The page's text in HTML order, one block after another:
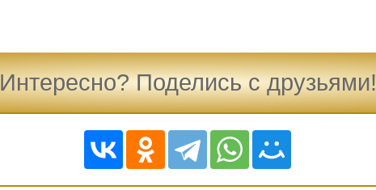
Интересно? Поделись с друзьями!